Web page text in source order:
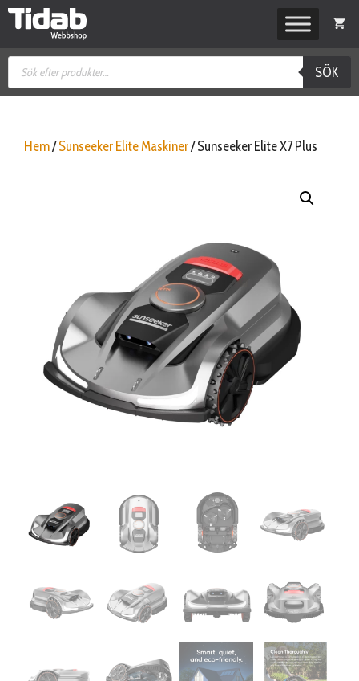
Hoppa
Produktsökning
SÖK
Hem/Sunseeker Elite Maskiner/ Sunseeker Elite X7 Plus